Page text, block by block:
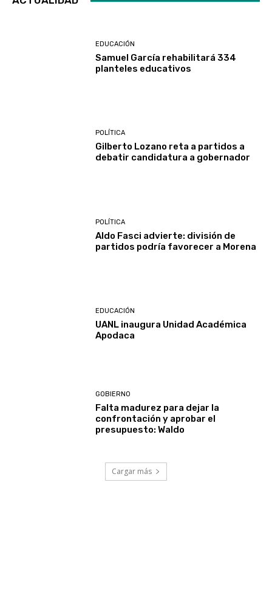
EDUCACIÓN
Samuel García rehabilitará 334
planteles educativos
POLÍTICA
Gilberto Lozano reta a partidos a
debatir candidatura a gobernador
POLÍTICA
Aldo Fasci advierte: división de
partidos podría favorecer a Morena
EDUCACIÓN
UANL inaugura Unidad Académica
Apodaca
GOBIERNO
Falta madurez para dejar la
confrontación y aprobar el
presupuesto: Waldo
Cargar más